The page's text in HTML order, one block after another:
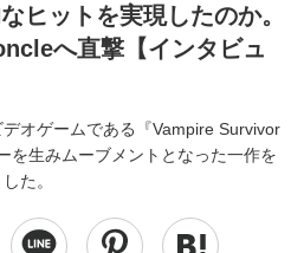
ヒットを実現したのか。
へ直撃【インタビュ
オゲームである『Vampire Survivor
を生みムーブメントとなった一作を
た。